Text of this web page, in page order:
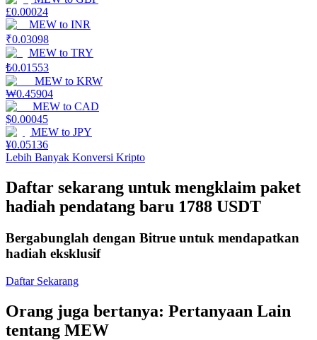
Mempertaruhkan
Pengembalian tinggi & akses instan
Launchpool
Staking fleksibel untuk mendapatkan token populer
£0.00024
MEW to INR
₹0.03098
MEW to TRY
₺0.01553
MEW to KRW
₩0.45904
MEW to CAD
$0.00045
MEW to JPY
¥0.05136
Lebih Banyak Konversi Kripto
Daftar sekarang untuk mengklaim paket
hadiah pendatang baru 1788 USDT
Bergabunglah dengan Bitrue untuk mendapatkan
hadiah eksklusif
Daftar Sekarang
Orang juga bertanya: Pertanyaan Lain
tentang MEW